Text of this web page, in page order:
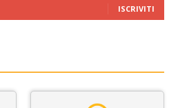
ISCRIVITI